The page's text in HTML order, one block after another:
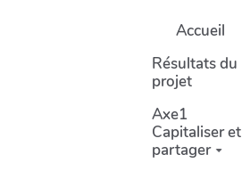
Aller au contenu principalAccueil
Résultats du
projet
Axe1
Capitaliser et
partager